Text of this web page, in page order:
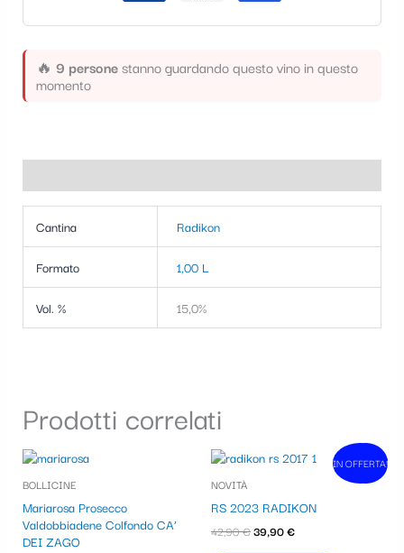
🔥 9 personestanno guardando questo vino in questo
momento
Cantina Radikon
Formato 1,00 L
Vol. % 15,0%
Prodotti correlati
BOLLICINE
Mariarosa Prosecco
Valdobbiadene Colfondo CA’
DEI ZAGO
In vendita!
IN OFFERTA!
NOVITÀ
RS 2023 RADIKON
42,90€
Il
era:
39,90€
Il
è: